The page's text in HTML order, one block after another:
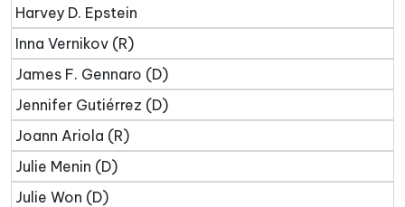
Harvey D. Epstein
Inna Vernikov (R)
James F. Gennaro (D)
Jennifer Gutiérrez (D)
Joann Ariola (R)
Julie Menin (D)
Julie Won (D)